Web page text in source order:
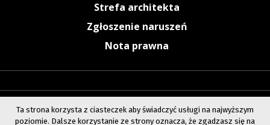
Strefa architekta
Zgłoszenie naruszeń
Nota prawna
Ta strona korzysta z ciasteczek aby świadczyć usługi na najwyższym
poziomie. Dalsze korzystanie ze strony oznacza, że zgadzasz się na